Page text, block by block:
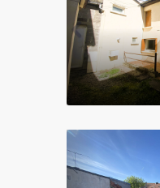
Previous